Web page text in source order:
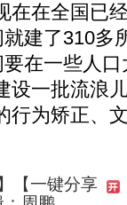
在全国已
建了310多
在一些人
设一批流浪
行为矫正、
【一键分享